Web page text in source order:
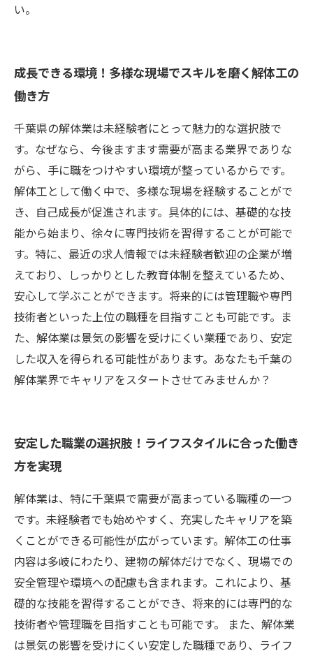
い。
成長できる環境！多様な現場でスキルを磨く解体工の
働き方
千葉県の解体業は未経験者にとって魅力的な選択肢で
す。なぜなら、今後ますます需要が高まる業界でありな
がら、手に職をつけやすい環境が整っているからです。
解体工として働く中で、多様な現場を経験することがで
き、自己成長が促進されます。具体的には、基礎的な技
能から始まり、徐々に専門技術を習得することが可能で
す。特に、最近の求人情報では未経験者歓迎の企業が増
えており、しっかりとした教育体制を整えているため、
安心して学ぶことができます。将来的には管理職や専門
技術者といった上位の職種を目指すことも可能です。ま
た、解体業は景気の影響を受けにくい業種であり、安定
した収入を得られる可能性があります。あなたも千葉の
解体業界でキャリアをスタートさせてみませんか？
安定した職業の選択肢！ライフスタイルに合った働き
方を実現
解体業は、特に千葉県で需要が高まっている職種の一つ
です。未経験者でも始めやすく、充実したキャリアを築
くことができる可能性が広がっています。解体工の仕事
内容は多岐にわたり、建物の解体だけでなく、現場での
安全管理や環境への配慮も含まれます。これにより、基
礎的な技能を習得することができ、将来的には専門的な
技術者や管理職を目指すことも可能です。 また、解体業
は景気の影響を受けにくい安定した職種であり、ライフ